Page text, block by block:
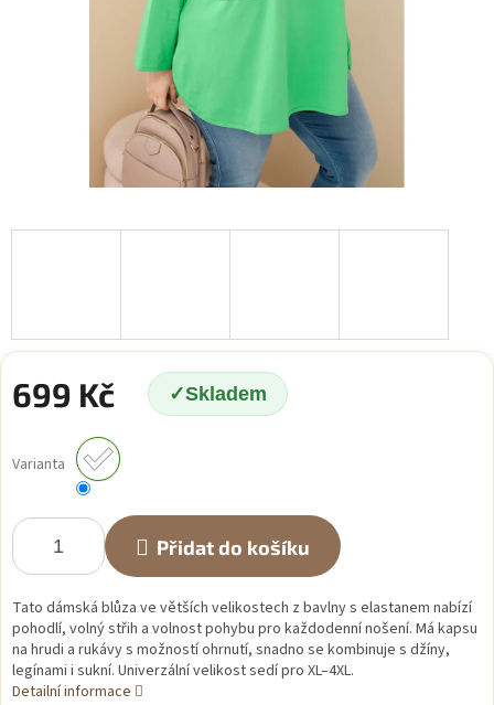
699 Kč Skladem
cena:
Varianta
Přidat do košíku
Tato dámská blůza ve větších velikostech z bavlny s elastanem nabízí
pohodlí, volný střih a volnost pohybu pro každodenní nošení. Má kapsu
na hrudi a rukávy s možností ohrnutí, snadno se kombinuje s džíny,
legínami i sukní. Univerzální velikost sedí pro XL–4XL.
Detailní informace